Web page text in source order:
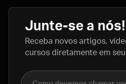
Junte-se a nós!
Receba novos artigos,
cursos diretamente em
Nome completo